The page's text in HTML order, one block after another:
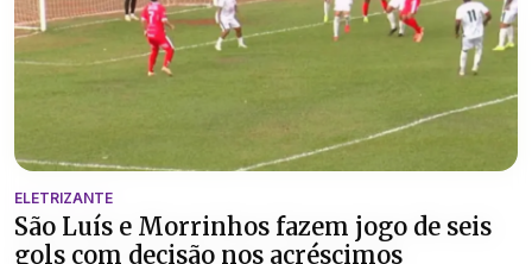
ELETRIZANTE
São Luís e Morrinhos fazem jogo de seis
gols com decisão nos acréscimos